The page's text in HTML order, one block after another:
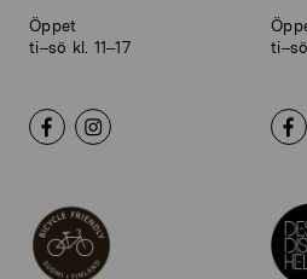
Öppet
ti–sö kl. 11–17